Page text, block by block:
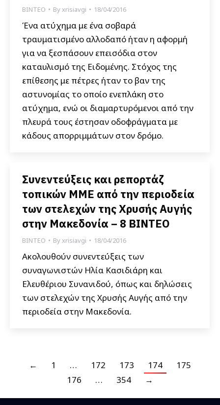
ΒΙΝΤΕΟ Byxrisiavgi 18/04/2016
Ένα ατύχημα με ένα σοβαρά
τραυματισμένο αλλοδαπό ήταν η αφορμή
για να ξεσπάσουν επεισόδια στον
καταυλισμό της Ειδομένης. Στόχος της
επίθεσης με πέτρες ήταν το βαν της
αστυνομίας το οποίο ενεπλάκη στο
ατύχημα, ενώ οι διαμαρτυρόμενοι από την
πλευρά τους έστησαν οδοφράγματα με
κάδους απορριμμάτων στον δρόμο.
Συνεντεύξεις και ρεπορτάζ
τοπικών ΜΜΕ από την περιοδεία
των στελεχών της Χρυσής Αυγής
στην Μακεδονία – 8 BINTEO
ΒΙΝΤΕΟ Byxrisiavgi 18/04/2016
Ακολουθούν συνεντεύξεις των
συναγωνιστών Ηλία Κασιδιάρη και
Ελευθέριου Συνανιδού, όπως και δηλώσεις
των στελεχών της Χρυσής Αυγής από την
περιοδεία στην Μακεδονία.
← 1 … 172 173 174
175
176
… 354 →